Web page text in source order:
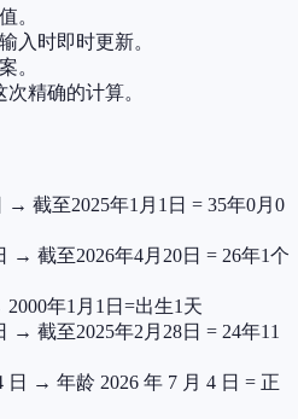
。
时即时更新。
。
精确的计算。
→ 截至2025年1月1日 = 35年0月0
→ 截至2026年4月20日 = 26年1个
年1月1日=出生1天
→ 截至2025年2月28日 = 24年11
日 → 年龄 2026 年 7 月 4 日 = 正